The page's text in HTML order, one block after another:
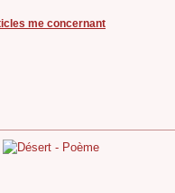
me concernant